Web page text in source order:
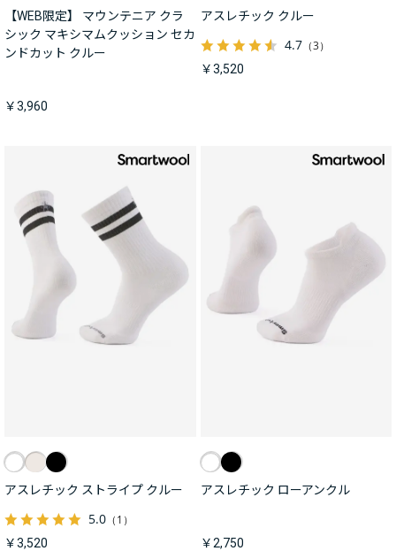
【WEB限定】 マウンテニア クラ
シック マキシマムクッション セカ
ンドカット クルー
￥3,960
アスレチック クルー
4.7（3）
￥3,520
アスレチック ストライプ クルー
5.0 （1）
￥3,520
アスレチック ローアンクル
￥2,750